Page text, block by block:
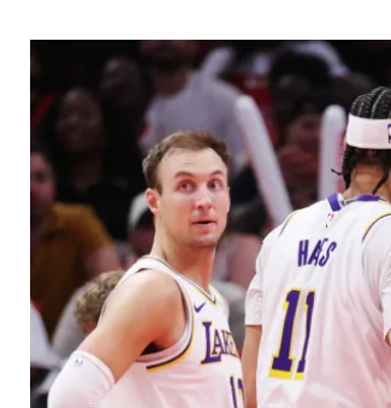
ליגה סינית
ליגה ברזילאית
ליגות נוספות